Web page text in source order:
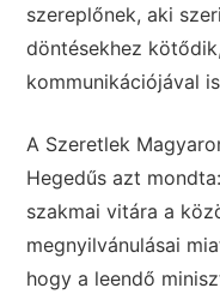
szereplőnek, aki
döntésekhez
kommunikációjával
A Szeretlek
Hegedűs azt
szakmai vitára a
megnyilvánulásai
hogy a leendő